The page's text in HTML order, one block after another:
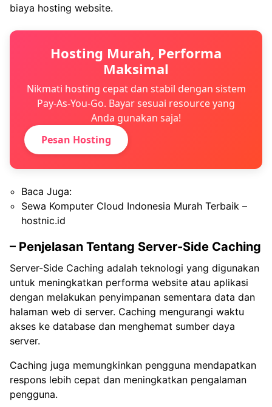
biaya hosting website.
Hosting Murah, Performa
Maksimal
Nikmati hosting cepat dan stabil dengan sistem
Pay-As-You-Go. Bayar sesuai resource yang
Anda gunakan saja!
Pesan Hosting
Baca Juga:
Sewa Komputer Cloud Indonesia Murah Terbaik –
hostnic.id
– Penjelasan Tentang Server-Side Caching
Server-Side Caching adalah teknologi yang digunakan
untuk meningkatkan performa website atau aplikasi
dengan melakukan penyimpanan sementara data dan
halaman web di server. Caching mengurangi waktu
akses ke database dan menghemat sumber daya
server.
Caching juga memungkinkan pengguna mendapatkan
respons lebih cepat dan meningkatkan pengalaman
pengguna.